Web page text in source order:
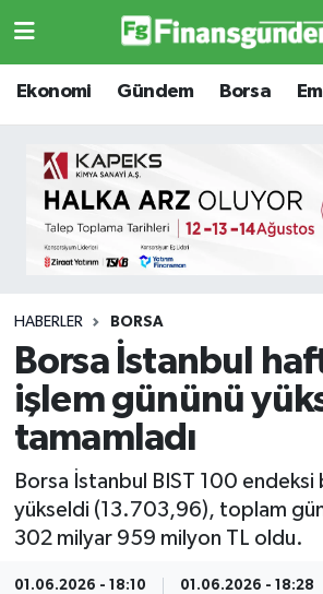
Ekonomi Gündem Borsa
HABERLER BORSA
Borsa İstanbul
işlem gününü
tamamladı
Borsa İstanbul BIST 100
yükseldi (13.703,96), toplam
302 milyar 959 milyon TL oldu.
01.06.2026 - 18:10 01.06.2026 - 18:28
Ekonomi
Borsa
Emlak
Otomobil
Gizlilik Sözleşmesi
Hakkımızda
İletişim
Künye
Ekonomi
Borsa
Emlak
Emtia
BITCOIN
Yapay Zeka